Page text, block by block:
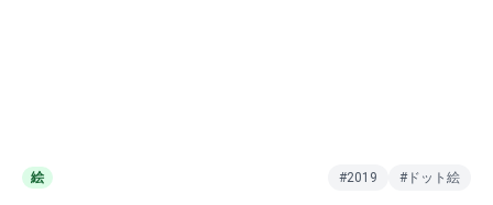
絵 #2019 #ドット絵